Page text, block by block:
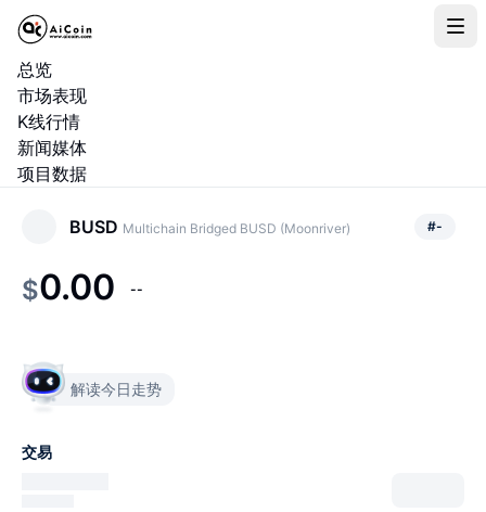
总览
市场表现
K线行情
新闻媒体
项目数据
BUSD Multichain Bridged BUSD (Moonriver) #-
$0.00 --
解读今日走势
交易